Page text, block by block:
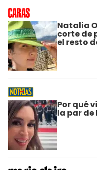
Natalia
corte de
el resto
Por qué
la par de